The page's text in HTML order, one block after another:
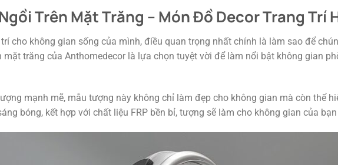
Trên Mặt Trăng – Món Đồ Decor Trang Trí
cho không gian sống của mình, điều quan trọng nhất chính là làm sao để
trăng của Anthomedecor là lựa chọn tuyệt vời để làm nổi bật không gian
mạnh mẽ, mẫu tượng này không chỉ làm đẹp cho không gian mà còn thể
bóng, kết hợp với chất liệu FRP bền bỉ, tượng sẽ làm cho không gian của